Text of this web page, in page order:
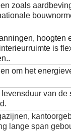
zoals
hoogten
is
om het
van
lange span